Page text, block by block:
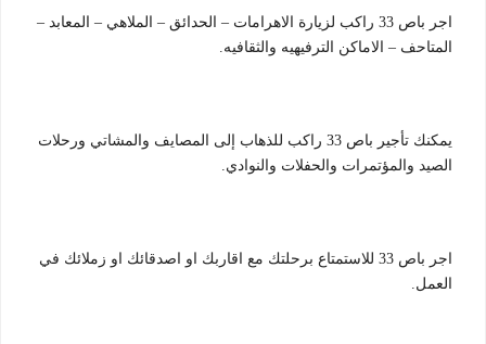
اجر باص 33 راكب لزيارة الاهرامات – الحدائق – الملاهي – المعابد –
المتاحف – الاماكن الترفيهيه والثقافيه.
يمكنك تأجير باص 33 راكب للذهاب إلى المصايف والمشاتي ورحلات
الصيد والمؤتمرات والحفلات والنوادي.
اجر باص 33 للاستمتاع برحلتك مع اقاربك او اصدقائك او زملائك في
العمل.